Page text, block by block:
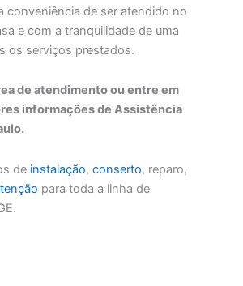
conveniência de ser atendido no
e com a tranquilidade de uma
os serviços prestados.
de atendimento ou entre em
informações de Assistência
de instalação,conserto, reparo,
para toda a linha de